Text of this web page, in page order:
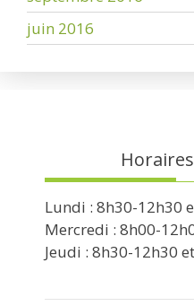
juin 2016
Lundi : 8h30-12h30
Mercredi : 8h00-
Jeudi : 8h30-12h30